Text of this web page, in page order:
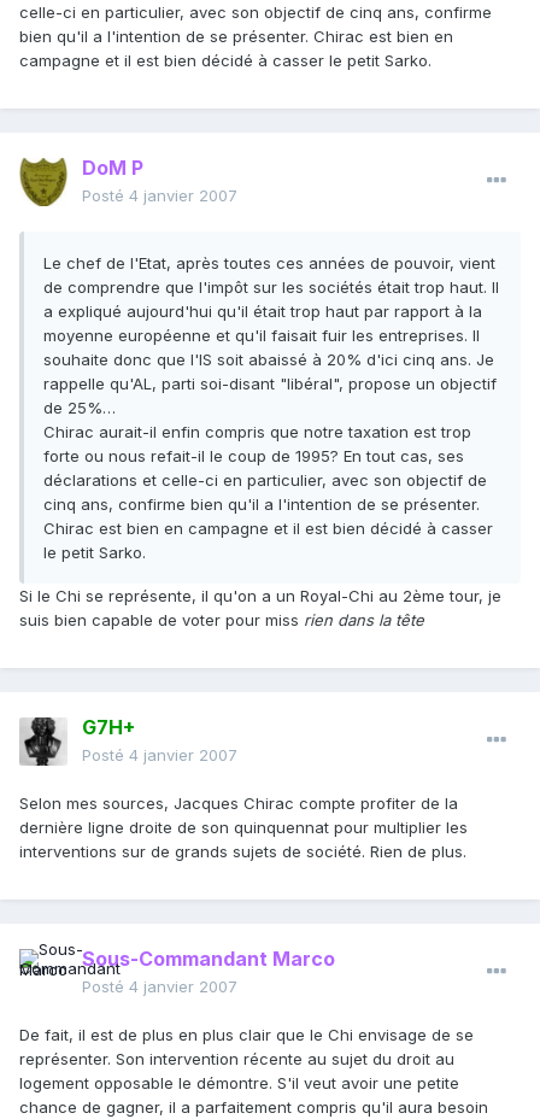
celle-ci en particulier, avec son objectif de cinq ans, confirme
bien qu'il a l'intention de se présenter. Chirac est bien en
campagne et il est bien décidé à casser le petit Sarko.
DoM P
Posté 4 janvier 2007
Le chef de l'Etat, après toutes ces années de pouvoir, vient
de comprendre que l'impôt sur les sociétés était trop haut. Il
a expliqué aujourd'hui qu'il était trop haut par rapport à la
moyenne européenne et qu'il faisait fuir les entreprises. Il
souhaite donc que l'IS soit abaissé à 20% d'ici cinq ans. Je
rappelle qu'AL, parti soi-disant "libéral", propose un objectif
de 25%…
Chirac aurait-il enfin compris que notre taxation est trop
forte ou nous refait-il le coup de 1995? En tout cas, ses
déclarations et celle-ci en particulier, avec son objectif de
cinq ans, confirme bien qu'il a l'intention de se présenter.
Chirac est bien en campagne et il est bien décidé à casser
le petit Sarko.
Si le Chi se représente, il qu'on a un Royal-Chi au 2ème tour, je
suis bien capable de voter pour miss rien dans la tête
G7H+
Posté 4 janvier 2007
Selon mes sources, Jacques Chirac compte profiter de la
dernière ligne droite de son quinquennat pour multiplier les
interventions sur de grands sujets de société. Rien de plus.
Sous-Commandant Marco
Posté 4 janvier 2007
De fait, il est de plus en plus clair que le Chi envisage de se
représenter. Son intervention récente au sujet du droit au
logement opposable le démontre. S'il veut avoir une petite
chance de gagner, il a parfaitement compris qu'il aura besoin